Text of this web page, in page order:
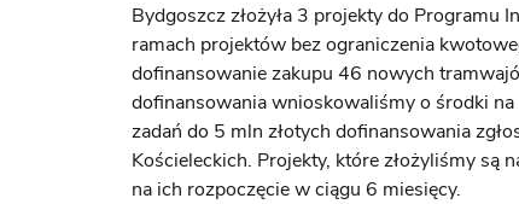
Bydgoszcz złożyła 3 projekty do Programu
ramach projektów bez ograniczenia
dofinansowanie zakupu 46 nowych
dofinansowania wnioskowaliśmy o środki
zadań do 5 mln złotych dofinansowania
Kościeleckich. Projekty, które złożyliśmy są
na ich rozpoczęcie w ciągu 6 miesięcy.